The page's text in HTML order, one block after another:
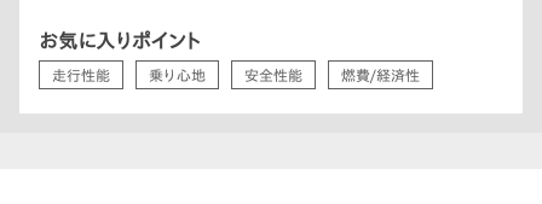
お気に入りポイント
走行性能 乗り心地 安全性能 燃費/経済性